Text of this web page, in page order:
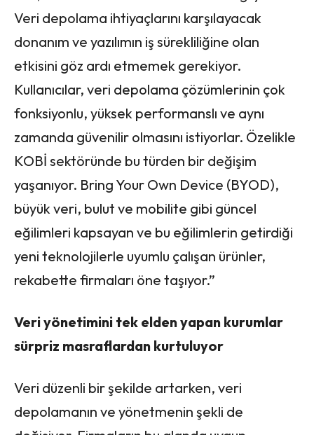
Veri depolama ihtiyaçlarını karşılayacak
donanım ve yazılımın iş sürekliliğine olan
etkisini göz ardı etmemek gerekiyor.
Kullanıcılar, veri depolama çözümlerinin çok
fonksiyonlu, yüksek performanslı ve aynı
zamanda güvenilir olmasını istiyorlar. Özelikle
KOBİ sektöründe bu türden bir değişim
yaşanıyor. Bring Your Own Device (BYOD),
büyük veri, bulut ve mobilite gibi güncel
eğilimleri kapsayan ve bu eğilimlerin getirdiği
yeni teknolojilerle uyumlu çalışan ürünler,
rekabette firmaları öne taşıyor.”
Veri yönetimini tek elden yapan kurumlar
sürpriz masraflardan kurtuluyor
Veri düzenli bir şekilde artarken, veri
depolamanın ve yönetmenin şekli de